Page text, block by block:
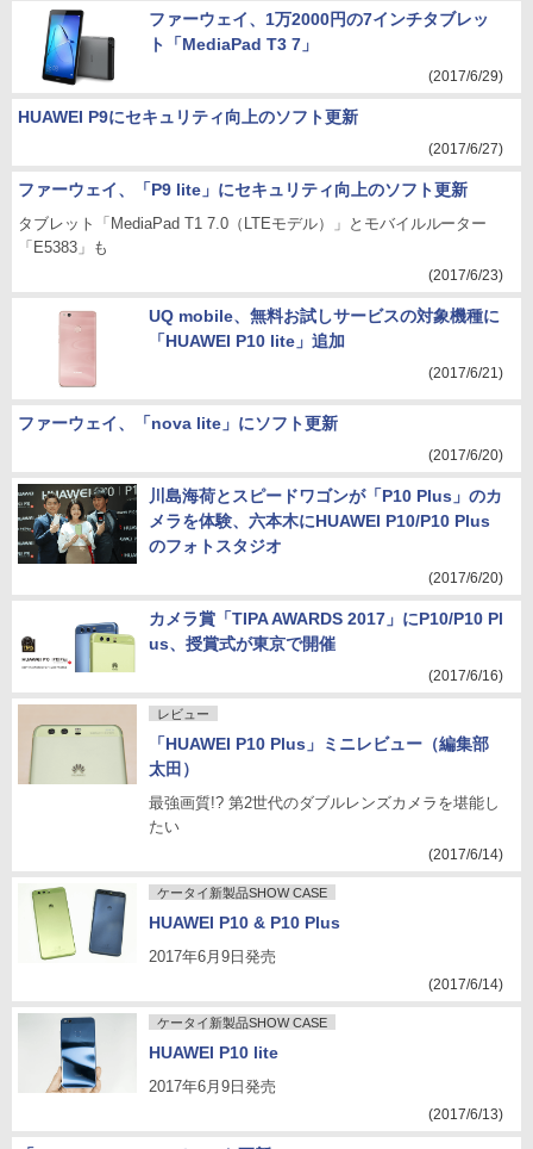
ファーウェイ、1万2000円の7インチタブレッ
ト「MediaPad T3 7」
(2017/6/29)
HUAWEI P9にセキュリティ向上のソフト更新
(2017/6/27)
ファーウェイ、「P9 lite」にセキュリティ向上のソフト更新
タブレット「MediaPad T1 7.0（LTEモデル）」とモバイルルーター
「E5383」も
(2017/6/23)
UQ mobile、無料お試しサービスの対象機種に
「HUAWEI P10 lite」追加
(2017/6/21)
ファーウェイ、「nova lite」にソフト更新
(2017/6/20)
川島海荷とスピードワゴンが「P10 Plus」のカ
メラを体験、六本木にHUAWEI P10/P10 Plus
のフォトスタジオ
(2017/6/20)
カメラ賞「TIPA AWARDS 2017」にP10/P10 Pl
us、授賞式が東京で開催
(2017/6/16)
レビュー
「HUAWEI P10 Plus」ミニレビュー（編集部
太田）
最強画質!? 第2世代のダブルレンズカメラを堪能し
たい
(2017/6/14)
ケータイ新製品SHOW CASE
HUAWEI P10 & P10 Plus
2017年6月9日発売
(2017/6/14)
ケータイ新製品SHOW CASE
HUAWEI P10 lite
2017年6月9日発売
(2017/6/13)